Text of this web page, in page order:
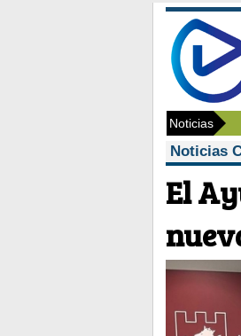
Noticias
Noticias
El